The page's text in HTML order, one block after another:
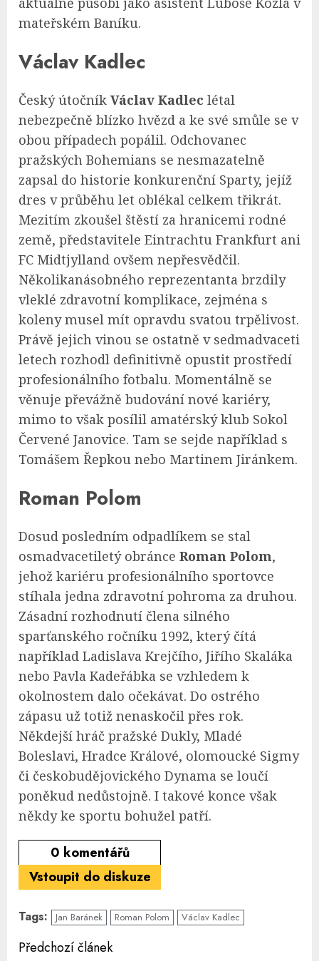
mateřském Baníku.
Václav Kadlec
Český útočník Václav Kadlec létal
nebezpečně blízko hvězd a ke své smůle se v
obou případech popálil. Odchovanec
pražských Bohemians se nesmazatelně
zapsal do historie konkurenční Sparty, jejíž
dres v průběhu let oblékal celkem třikrát.
Mezitím zkoušel štěstí za hranicemi rodné
země, představitele Eintrachtu Frankfurt ani
FC Midtjylland ovšem nepřesvědčil.
Několikanásobného reprezentanta brzdily
vleklé zdravotní komplikace, zejména s
koleny musel mít opravdu svatou trpělivost.
Právě jejich vinou se ostatně v sedmadvaceti
letech rozhodl definitivně opustit prostředí
profesionálního fotbalu. Momentálně se
věnuje převážně budování nové kariéry,
mimo to však posílil amatérský klub Sokol
Červené Janovice. Tam se sejde například s
Tomášem Řepkou nebo Martinem Jiránkem.
Roman Polom
Dosud posledním odpadlíkem se stal
osmadvacetiletý obránce Roman Polom,
jehož kariéru profesionálního sportovce
stíhala jedna zdravotní pohroma za druhou.
Zásadní rozhodnutí člena silného
sparťanského ročníku 1992, který čítá
například Ladislava Krejčího, Jiřího Skaláka
nebo Pavla Kadeřábka se vzhledem k
okolnostem dalo očekávat. Do ostrého
zápasu už totiž nenaskočil přes rok.
Někdejší hráč pražské Dukly, Mladé
Boleslavi, Hradce Králové, olomoucké Sigmy
či českobudějovického Dynama se loučí
poněkud nedůstojně. I takové konce však
někdy ke sportu bohužel patří.
0 komentářů
Vstoupit do diskuze
Tags: Jan Baránek Roman Polom Václav Kadlec
Continue
Předchozí článek